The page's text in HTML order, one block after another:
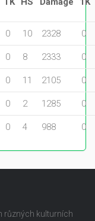
0 10 2328 0
0 8 2333 0
0 11 2105 0
0 2 1285 0
0 4 988 0
různých kulturních